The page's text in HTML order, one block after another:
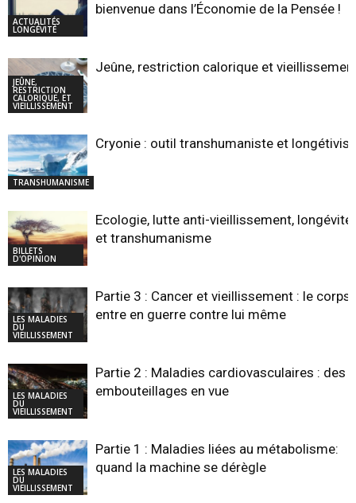
ACTUALITÉS
LONGÉVITÉ
bienvenue dans l’Économie de la Pensée !
JEÛNE,
RESTRICTION
CALORIQUE, ET
VIEILLISSEMENT
Jeûne, restriction calorique et
TRANSHUMANISME
Cryonie : outil transhumaniste et
BILLETS
D'OPINION
Ecologie, lutte anti-vieillissement, longévité,
et transhumanisme
LES MALADIES
DU
VIEILLISSEMENT
Partie 3 : Cancer et vieillissement : le corps
entre en guerre contre lui même
LES MALADIES
DU
VIEILLISSEMENT
Partie 2 : Maladies cardiovasculaires : des
embouteillages en vue
LES MALADIES
DU
VIEILLISSEMENT
Partie 1 : Maladies liées au métabolisme:
quand la machine se dérègle